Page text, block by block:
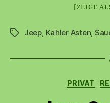
[ZEIGE
Schlagwörter
Jeep, Kahler Asten,
PRIVAT